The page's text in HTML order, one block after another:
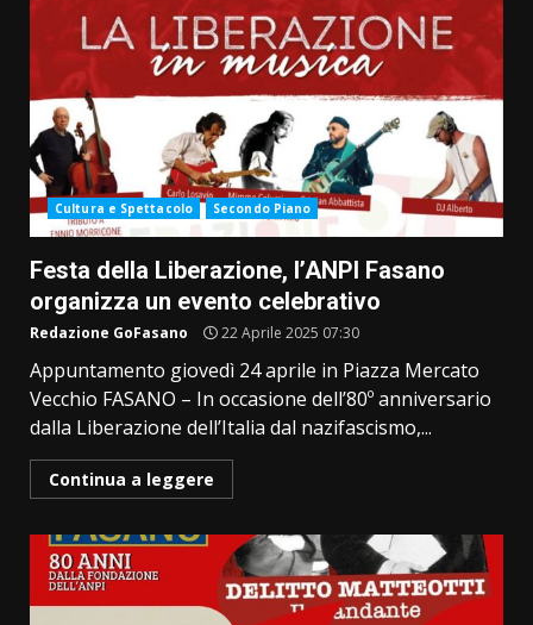
Cultura e Spettacolo Secondo Piano
Festa della Liberazione, l’ANPI Fasano
organizza un evento celebrativo
Redazione GoFasano 22 Aprile 2025 07:30
Appuntamento giovedì 24 aprile in Piazza Mercato
Vecchio FASANO – In occasione dell’80º anniversario
dalla Liberazione dell’Italia dal nazifascismo,...
Continua a leggere